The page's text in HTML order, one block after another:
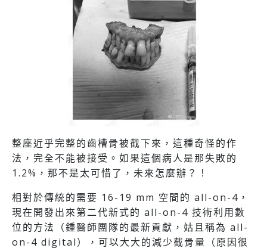
整座近乎完整的齒槽骨被截下來，這種奇怪的作
法，完全不能被接受。如果這個病人是那失敗的
1.2%，那不是太可惜了，未來怎麼辦？！
相對於傳統的需要 16-19 mm 空間的 all-on-4，
現在開發出來第二代新式的 all-on-4 技術利用數
位的方法（鍾醫師團隊的最新貢獻，姑且稱為 all-
on-4 digital），可以大大的減少截骨量（原因很